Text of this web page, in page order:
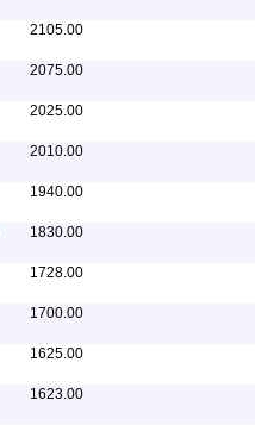
2105.00
2075.00
2025.00
2010.00
1940.00
1830.00
1728.00
1700.00
1625.00
1623.00